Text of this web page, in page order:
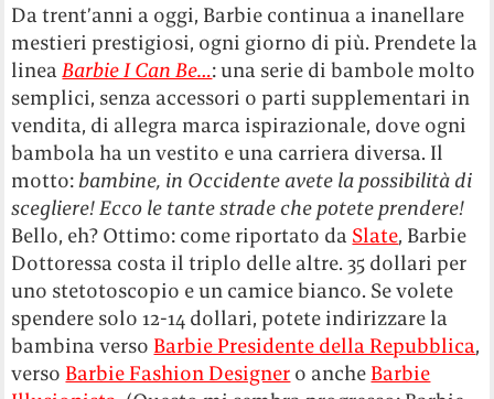
Da trent’anni a oggi, Barbie continua a inanellare
mestieri prestigiosi, ogni giorno di più. Prendete la
lineaBarbie I Can Be…: una serie di bambole molto
semplici, senza accessori o parti supplementari in
vendita, di allegra marca ispirazionale, dove ogni
bambola ha un vestito e una carriera diversa. Il
motto:bambine, in Occidente avete la possibilità di
scegliere! Ecco le tante strade che potete prendere!
Bello, eh? Ottimo: come riportato da Slate, Barbie
Dottoressa costa il triplo delle altre. 35 dollari per
uno stetotoscopio e un camice bianco. Se volete
spendere solo 12-14 dollari, potete indirizzare la
bambina verso Barbie Presidente della Repubblica,
verso Barbie Fashion Designer o anche Barbie